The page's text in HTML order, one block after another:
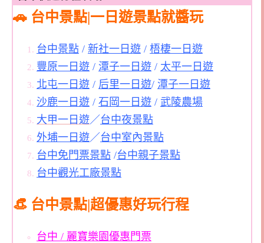
🚗 台中景點|一日遊景點就醬玩
台中景點 / 新社一日遊 / 梧棲一日遊
豐原一日遊 / 潭子一日遊 / 太平一日遊
北屯一日遊 / 后里一日遊/ 潭子一日遊
沙鹿一日遊 / 石岡一日遊 / 武陵農場
大甲一日遊／ 台中夜景點
外埔一日遊／ 台中室內景點
台中免門票景點 /台中親子景點
台中觀光工廠景點
👒 台中景點|超優惠好玩行程
台中 / 麗寶樂園優惠門票